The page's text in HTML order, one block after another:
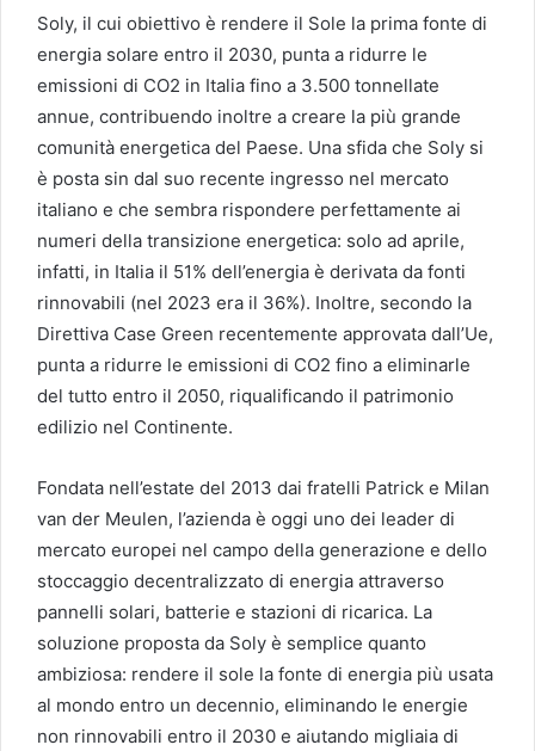
Soly, il cui obiettivo è rendere il Sole la prima fonte di
energia solare entro il 2030, punta a ridurre le
emissioni di CO2 in Italia fino a 3.500 tonnellate
annue, contribuendo inoltre a creare la più grande
comunità energetica del Paese. Una sfida che Soly si
è posta sin dal suo recente ingresso nel mercato
italiano e che sembra rispondere perfettamente ai
numeri della transizione energetica: solo ad aprile,
infatti, in Italia il 51% dell’energia è derivata da fonti
rinnovabili (nel 2023 era il 36%). Inoltre, secondo la
Direttiva Case Green recentemente approvata dall’Ue,
punta a ridurre le emissioni di CO2 fino a eliminarle
del tutto entro il 2050, riqualificando il patrimonio
edilizio nel Continente.
Fondata nell’estate del 2013 dai fratelli Patrick e Milan
van der Meulen, l’azienda è oggi uno dei leader di
mercato europei nel campo della generazione e dello
stoccaggio decentralizzato di energia attraverso
pannelli solari, batterie e stazioni di ricarica. La
soluzione proposta da Soly è semplice quanto
ambiziosa: rendere il sole la fonte di energia più usata
al mondo entro un decennio, eliminando le energie
non rinnovabili entro il 2030 e aiutando migliaia di